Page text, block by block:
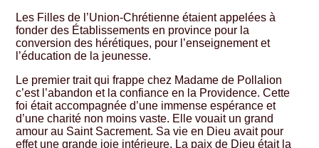
Les Filles de l’Union-Chrétienne étaient appelées à
fonder des Établissements en province pour la
conversion des hérétiques, pour l’enseignement et
l’éducation de la jeunesse.
Le premier trait qui frappe chez Madame de Pollalion
c’est l’abandon et la confiance en la Providence. Cette
foi était accompagnée d’une immense espérance et
d’une charité non moins vaste. Elle vouait un grand
amour au Saint Sacrement. Sa vie en Dieu avait pour
effet une grande joie intérieure. La paix de Dieu était la